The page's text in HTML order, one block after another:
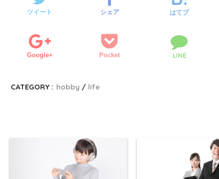
ィ
開
ま
す
ツイート シェア はてブ
Google+ Pocket LINE
CATEGORY : hobby life